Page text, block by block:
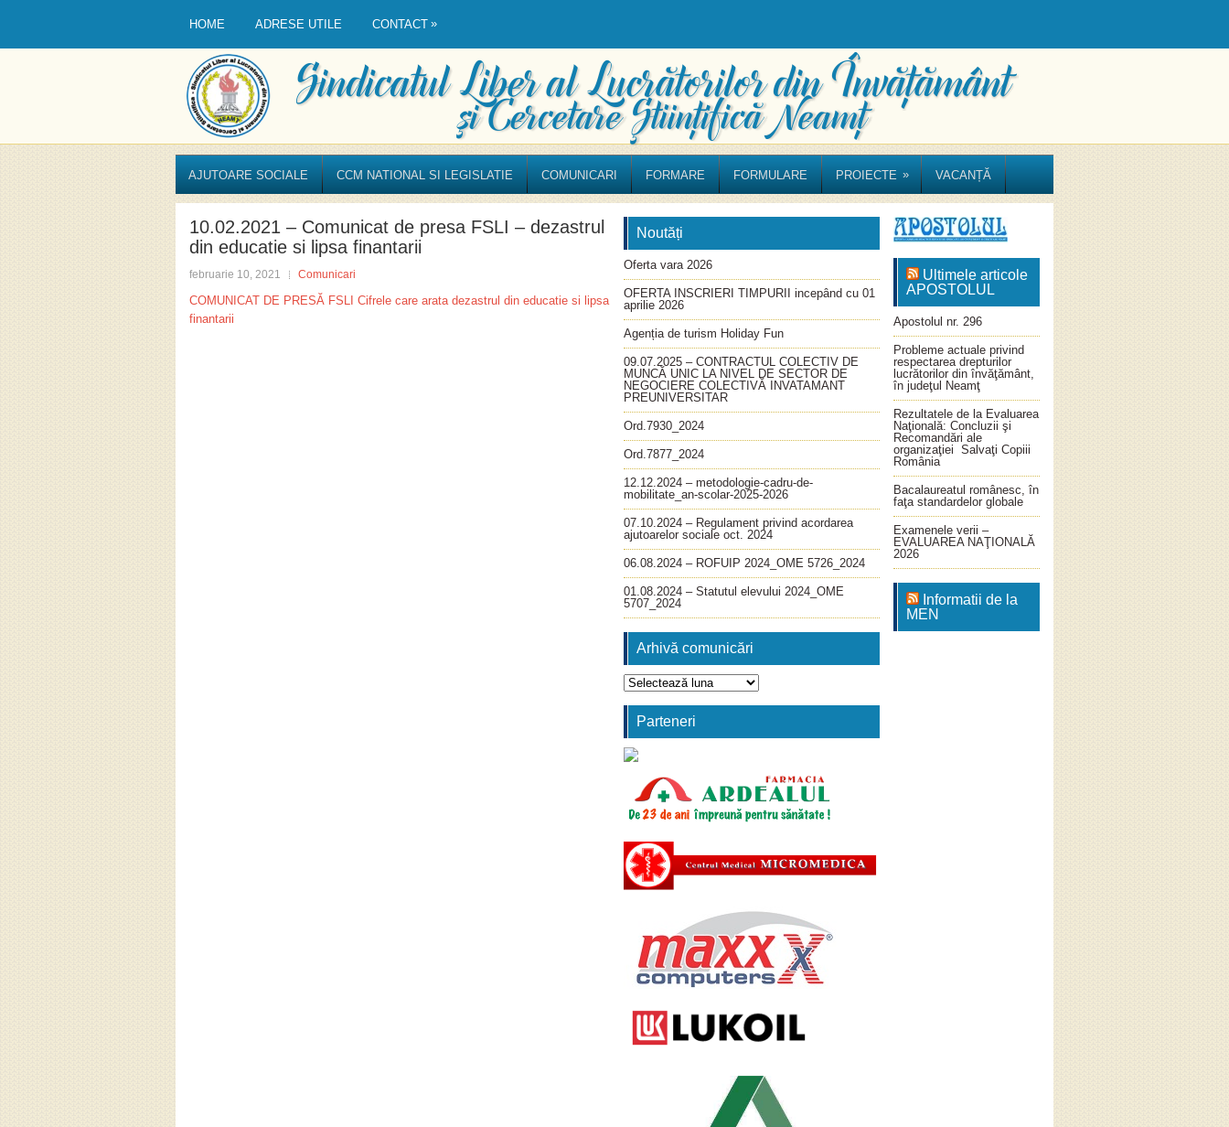
HOME ADRESE UTILE CONTACT »
AJUTOARE SOCIALE CCM NATIONAL SI LEGISLATIE COMUNICARI FORMARE FORMULARE PROIECTE » VACANȚĂ
10.02.2021 – Comunicat de presa FSLI – dezastrul
din educatie si lipsa finantarii
februarie 10, 2021 Comunicari
COMUNICAT DE PRESĂ FSLI Cifrele care arata dezastrul din educatie si lipsa
finantarii
Noutăți
Oferta vara 2026
OFERTA INSCRIERI TIMPURII incepând cu 01
aprilie 2026
Agenția de turism Holiday Fun
09.07.2025 – CONTRACTUL COLECTIV DE
MUNCĂ UNIC LA NIVEL DE SECTOR DE
NEGOCIERE COLECTIVĂ INVATAMANT
PREUNIVERSITAR
Ord.7930_2024
Ord.7877_2024
12.12.2024 – metodologie-cadru-de-
mobilitate_an-scolar-2025-2026
07.10.2024 – Regulament privind acordarea
ajutoarelor sociale oct. 2024
06.08.2024 – ROFUIP 2024_OME 5726_2024
01.08.2024 – Statutul elevului 2024_OME
5707_2024
Arhivă comunicări
Arhivă
comunicări
Parteneri
Ultimele articole
APOSTOLUL
Apostolul nr. 296
Probleme actuale privind
respectarea drepturilor
lucrătorilor din învăţământ,
în judeţul Neamţ
Rezultatele de la Evaluarea
Naţională: Concluzii şi
Recomandări ale
organizaţiei Salvaţi Copiii
România
Bacalaureatul românesc, în
faţa standardelor globale
Examenele verii –
EVALUAREA NAŢIONALĂ
2026
Informatii de la
MEN